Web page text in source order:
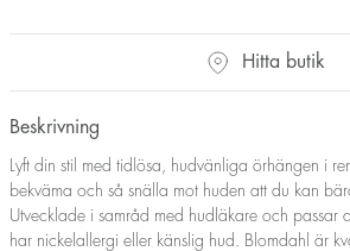
Hitta butik
Beskrivning
Lyft din stil med tidlösa, hudvänliga örhängen i
bekväma och så snälla mot huden att du kan
Utvecklade i samråd med hudläkare och passar
har nickelallergi eller känslig hud. Blomdahl är